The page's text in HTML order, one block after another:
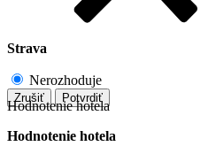
Strava
Nerozhoduje
Zrušiť Potvrdiť
Hodnotenie hotela
Hodnotenie hotela